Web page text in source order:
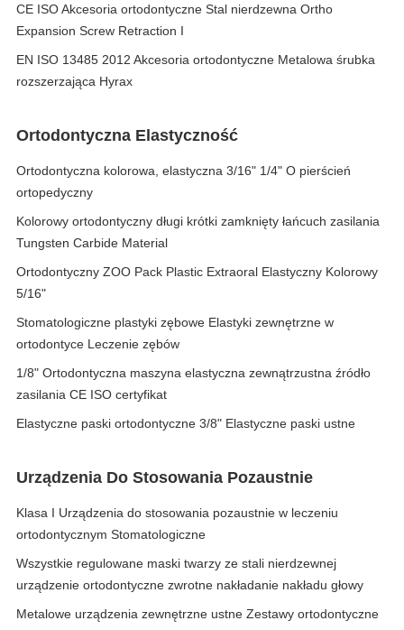
CE ISO Akcesoria ortodontyczne Stal nierdzewna Ortho
Expansion Screw Retraction I
EN ISO 13485 2012 Akcesoria ortodontyczne Metalowa śrubka
rozszerzająca Hyrax
Ortodontyczna Elastyczność
Ortodontyczna kolorowa, elastyczna 3/16" 1/4" O pierścień
ortopedyczny
Kolorowy ortodontyczny długi krótki zamknięty łańcuch zasilania
Tungsten Carbide Material
Ortodontyczny ZOO Pack Plastic Extraoral Elastyczny Kolorowy
5/16"
Stomatologiczne plastyki zębowe Elastyki zewnętrzne w
ortodontyce Leczenie zębów
1/8" Ortodontyczna maszyna elastyczna zewnątrzustna źródło
zasilania CE ISO certyfikat
Elastyczne paski ortodontyczne 3/8" Elastyczne paski ustne
Urządzenia Do Stosowania Pozaustnie
Klasa I Urządzenia do stosowania pozaustnie w leczeniu
ortodontycznym Stomatologiczne
Wszystkie regulowane maski twarzy ze stali nierdzewnej
urządzenie ortodontyczne zwrotne nakładanie nakładu głowy
Metalowe urządzenia zewnętrzne ustne Zestawy ortodontyczne